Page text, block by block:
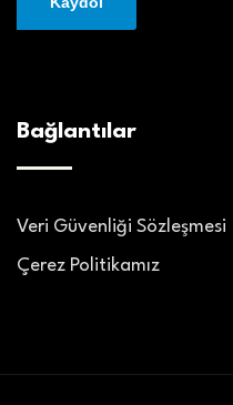
Bağlantılar
Veri Güvenliği Sözleşmesi
Çerez Politikamız